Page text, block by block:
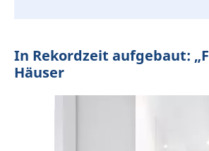
In Rekordzeit aufgebaut:
Häuser